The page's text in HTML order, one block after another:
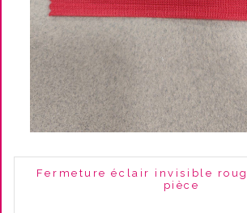
Fermeture éclair invisible
pièce